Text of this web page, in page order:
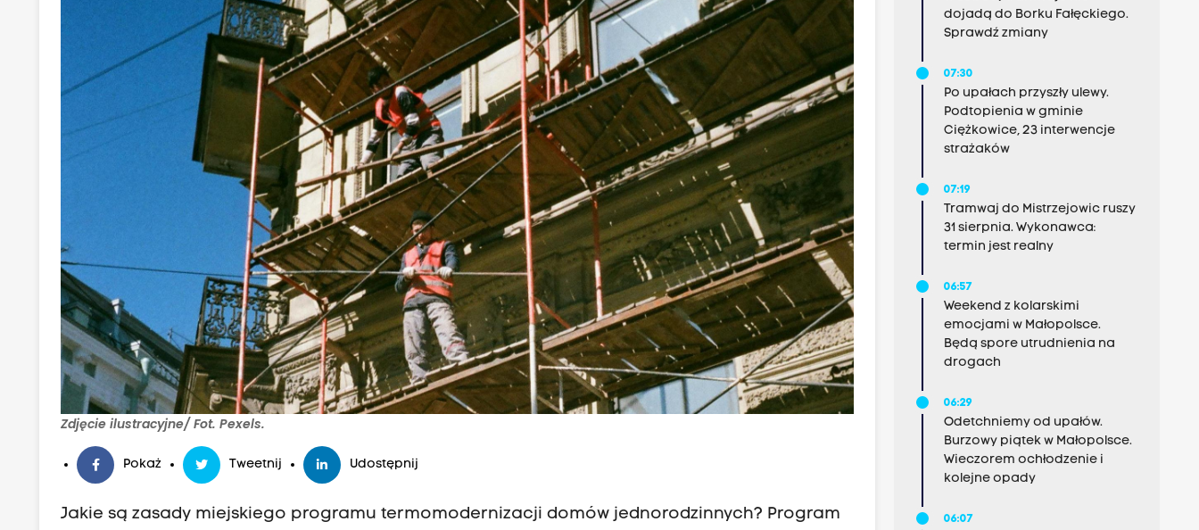
Zdjęcie ilustracyjne/ Fot. Pexels.
Pokaż Tweetnij Udostępnij
Jakie są zasady miejskiego programu termomodernizacji domów jednorodzinnych? Program
dojadą do Borku Fałęckiego.
Sprawdź zmiany
07:30
Po upałach przyszły ulewy.
Podtopienia w gminie
Ciężkowice, 23 interwencje
strażaków
07:19
Tramwaj do Mistrzejowic ruszy
31 sierpnia. Wykonawca:
termin jest realny
06:57
Weekend z kolarskimi
emocjami w Małopolsce.
Będą spore utrudnienia na
drogach
06:29
Odetchniemy od upałów.
Burzowy piątek w Małopolsce.
Wieczorem ochłodzenie i
kolejne opady
06:07